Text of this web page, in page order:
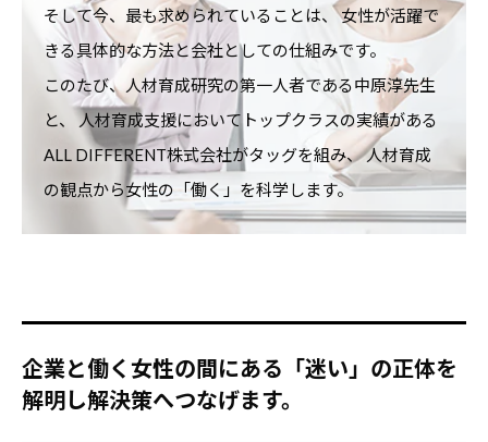
そして今、最も求められていることは、女性が活躍で
きる具体的な方法と会社としての仕組みです。
このたび、人材育成研究の第一人者である中原淳先生
と、
人材育成支援においてトップクラスの実績がある
ALL DIFFERENT株式会社がタッグを組み、人材育成
の観点から女性の「働く」を科学します。
企業と働く女性の間にある「迷い」の正体を
解明し解決策へつなげます。